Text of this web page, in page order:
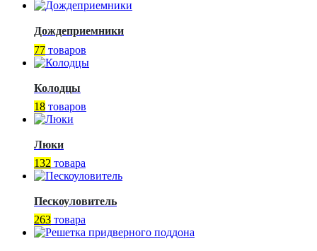
Дождеприемники
77 товаров
Колодцы
18 товаров
Люки
132 товара
Пескоуловитель
263 товара